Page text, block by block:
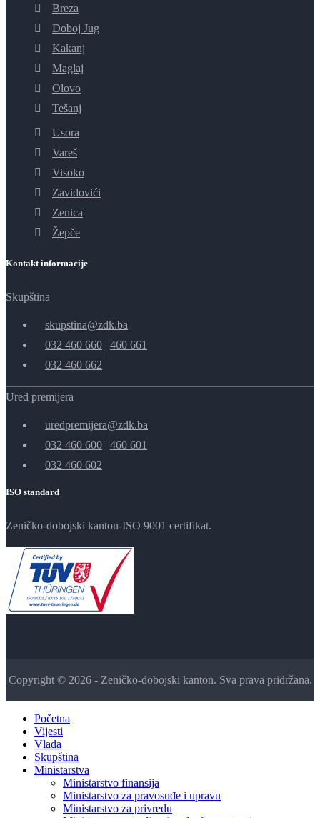
Breza
Doboj Jug
Kakanj
Maglaj
Olovo
Tešanj
Usora
Vareš
Visoko
Zavidovići
Zenica
Žepče
Kontakt informacije
Skupština
skupstina@zdk.ba
032 460 660 | 460 661
032 460 662
Ured premijera
uredpremijera@zdk.ba
032 460 600 | 460 601
032 460 602
ISO standard
Zeničko-dobojski kanton-ISO 9001 certifikat.
Copyright © 2026 - Zeničko-dobojski kanton. Sva prava pridržana.
Početna
Vijesti
Vlada
Skupština
Ministarstva
Ministarstvo finansija
Ministarstvo za pravosuđe i upravu
Ministarstvo za privredu